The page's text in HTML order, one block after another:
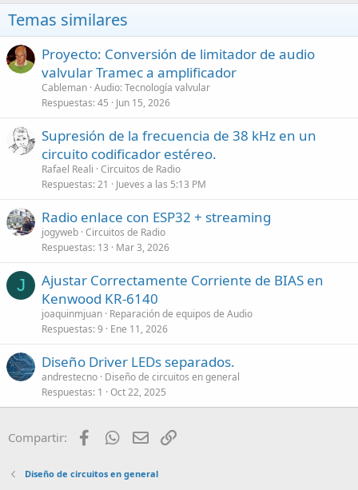
Temas similares
Proyecto: Conversión de limitador de audio
valvular Tramec a amplificador
Cableman Audio: Tecnología valvular
Respuestas 45 Jun 15, 2026
Supresión de la frecuencia de 38 kHz en un
circuito codificador estéreo.
Rafael Reali Circuitos de Radio
Respuestas 21 Jueves a las 5:13 PM
Radio enlace con ESP32 + streaming
jogyweb Circuitos de Radio
Respuestas 13 Mar 3, 2026
J
Ajustar Correctamente Corriente de BIAS en
Kenwood KR-6140
joaquinmjuan Reparación de equipos de Audio
Respuestas 9 Ene 11, 2026
Diseño Driver LEDs separados.
andrestecno Diseño de circuitos en general
Respuestas 1 Oct 22, 2025
Compartir: FacebookWhatsApp
Email
Diseño de circuitos en general